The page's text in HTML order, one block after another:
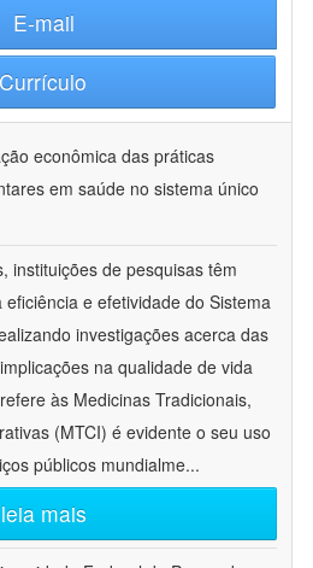
E-mail
Currículo
econômica das práticas
em saúde no sistema único
instituições de pesquisas têm
e efetividade do Sistema
investigações acerca das
na qualidade de vida
às Medicinas Tradicionais,
(MTCI) é evidente o seu uso
públicos mundialme...
leia mais